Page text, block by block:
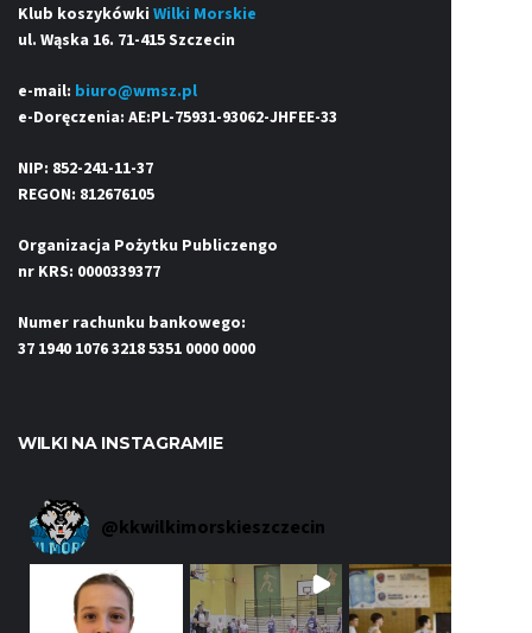
Klub koszykówki Wilki Morskie
ul. Wąska 16. 71-415 Szczecin
e-mail: biuro@wmsz.pl
e-Doręczenia: AE:PL-75931-93062-JHFEE-33
NIP: 852-241-11-37
REGON: 812676105
Organizacja Pożytku Publiczengo
nr KRS: 0000339377
Numer rachunku bankowego:
37 1940 1076 3218 5351 0000 0000
WILKI NA INSTAGRAMIE
@kkwilkimorskieszczecin